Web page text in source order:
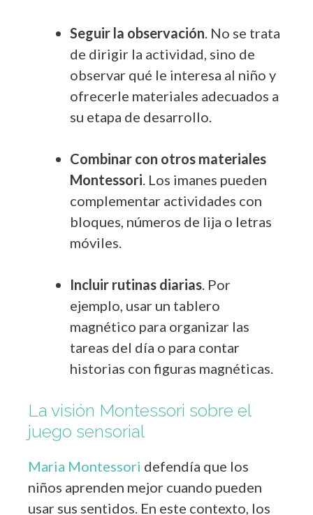
Seguir la observación . No se trata
de dirigir la actividad, sino de
observar qué le interesa al niño y
ofrecerle materiales adecuados a
su etapa de desarrollo.
Combinar con otros materiales
Montessori . Los imanes pueden
complementar actividades con
bloques, números de lija o letras
móviles.
Incluir rutinas diarias . Por
ejemplo, usar un tablero
magnético para organizar las
tareas del día o para contar
historias con figuras magnéticas.
La visión Montessori sobre el
juego sensorial
Maria Montessori defendía que los
niños aprenden mejor cuando pueden
usar sus sentidos. En este contexto, los